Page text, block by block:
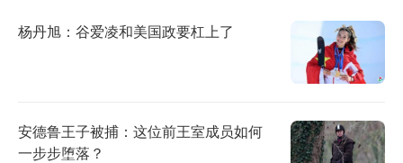
杨丹旭：谷爱凌和美国政要杠上了
安德鲁王子被捕：这位前王室成员如何
一步步堕落？